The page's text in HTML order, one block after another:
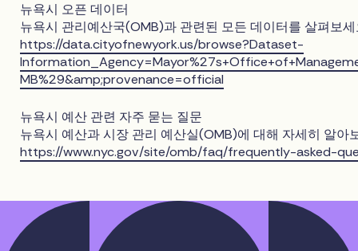
뉴욕시 오픈 데이터
뉴욕시 관리예산국(OMB)과 관련된 모든 데이터를 살펴보세
https://data.cityofnewyork.us/browse?Dataset-
MB%29&amp;provenance=official
뉴욕시 예산 관련 자주 묻는 질문
뉴욕시 예산과 시장 관리 예산실(OMB)에 대해 자세히 알아
https://www.nyc.gov/site/omb/faq/frequently-asked-